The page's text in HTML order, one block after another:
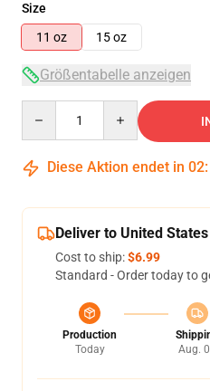
Size
11 oz
15 oz
Größentabelle anzeigen
Diese Aktion endet in 02:
Deliver to United States
Cost to ship:$6.99
Standard - Order today to
Production
Today
Aug.